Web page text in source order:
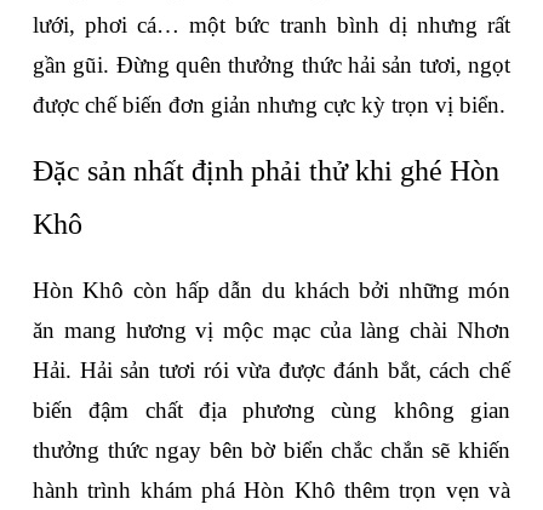
lưới, phơi cá… một bức tranh bình dị nhưng rất
gần gũi. Đừng quên thưởng thức hải sản tươi, ngọt
được chế biến đơn giản nhưng cực kỳ trọn vị biển.
Đặc sản nhất định phải thử khi ghé Hòn
Khô
Hòn Khô còn hấp dẫn du khách bởi những món
ăn mang hương vị mộc mạc của làng chài Nhơn
Hải. Hải sản tươi rói vừa được đánh bắt, cách chế
biến đậm chất địa phương cùng không gian
thưởng thức ngay bên bờ biển chắc chắn sẽ khiến
hành trình khám phá Hòn Khô thêm trọn vẹn và